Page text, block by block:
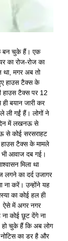
बन चुके हैं। एक
का रोज-रोज का
था, मगर अब तो
हाउस टैक्स के
हाउस टैक्स पर 12
बयान जारी कर
ली गईं हैं। लोगों ने
दिन में लखनऊ से
से कोई सरसराहट
हाउस टैक्स के मामले
आवाज दब गई।
मिला था
का दर्द उजागर
ना करें। उन्होंने यह
का कोई हल ही
ऐसे में अगर नगर
कोई छूट देंगे ना
हो चुके हैं कि अब लोग
का डर है और